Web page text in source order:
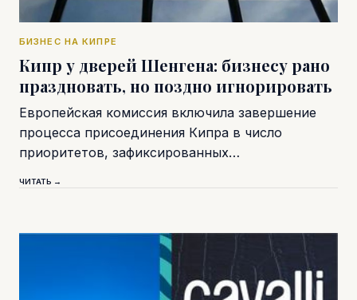
БИЗНЕС НА КИПРЕ
Кипр у дверей Шенгена: бизнесу рано
праздновать, но поздно игнорировать
Европейская комиссия включила завершение
процесса присоединения Кипра в число
приоритетов, зафиксированных…
ЧИТАТЬ →